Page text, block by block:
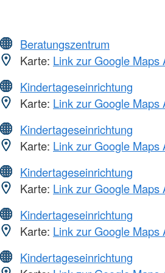
Beratungszentrum
Karte: Link zur Google Maps
Kindertageseinrichtung
Karte: Link zur Google Maps
Kindertageseinrichtung
Karte: Link zur Google Maps
Kindertageseinrichtung
Karte: Link zur Google Maps
Kindertageseinrichtung
Karte: Link zur Google Maps
Kindertageseinrichtung